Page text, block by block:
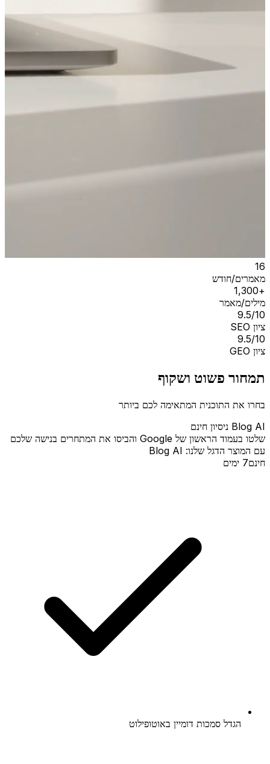
16
מאמרים/חודש
+1,300
מילים/מאמר
9.5/10
ציון SEO
9.5/10
ציון GEO
תמחור פשוט ושקוף
בחרו את התוכנית המתאימה לכם ביותר
Blog AI ניסיון חינם
שלטו בעמוד הראשון של Google והביסו את המתחרים בנישה שלכם
עם המוצר הדגל שלנו: Blog AI
חינם7 ימים
הגדל סמכות דומיין באוטופילוט